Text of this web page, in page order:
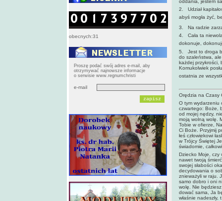
obecnych:31
Proszę podać swój adres e-mail, aby
otrzymywać najnowsze informacje
o serwisie www.regnumchristi
e-mail
oddania, jestem
2. Udział
abyś mogła żyć,
3. Na radzie
4. Cała ta niewola
dokonuje,
5. Jest to droga
do szaleństwa,
każdej przykro­ści,
Komukolwiek
ostatnia ze
Orędzia na Czasy
O tym wydarzeniu
czwartego: Boże,
od mojej nędzy,
moją wolną wolę.
Tobie w ofierze,
Ci Boże. Przyjmij
łeś człowiekowi
w Trójcy Świętej
świadomie,
Dziecko Moje, czy
nawet twoją
swojej słabości
decydowania o
znieważyli w raju.
samo dobro i oni
wolę. Nie
dować sama, Ja
właśnie